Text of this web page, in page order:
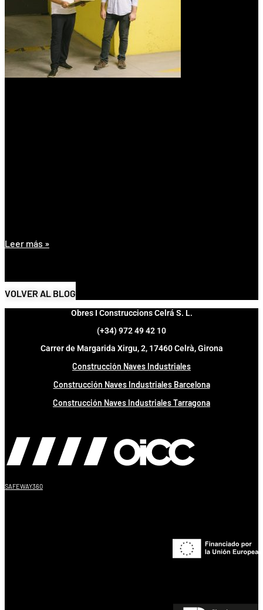
Leer más »
VOLVER AL BLOG
Obres I Construccions Celrá S. L.
(+34) 972 49 42 10
Carrer de Margarida Xirgu, 2, 17460 Celrà, Girona
Construcción Naves Industriales
Construcción Naves Industriales Barcelona
Construcción Naves Industriales Tarragona
SAFEWAY360